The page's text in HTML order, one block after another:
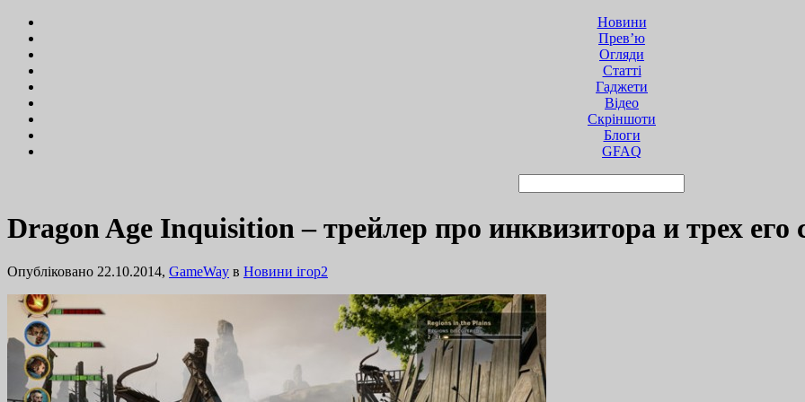
Новини
Прев’ю
Огляди
Статті
Гаджети
Відео
Cкріншоти
Блоги
GFAQ
Dragon Age Inquisition – трейлер про инквизитора и трех его
Опубліковано 22.10.2014, GameWay в Новини ігор2